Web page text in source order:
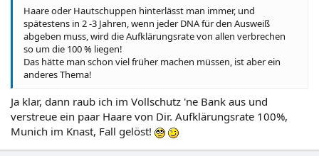
Haare oder Hautschuppen hinterlässt man immer, und
spätestens in 2 -3 Jahren, wenn jeder DNA für den Ausweiß
abgeben muss, wird die Aufklärungsrate von allen verbrechen
so um die 100 % liegen!
Das hätte man schon viel früher machen müssen, ist aber ein
anderes Thema!
Ja klar, dann raub ich im Vollschutz 'ne Bank aus und
verstreue ein paar Haare von Dir. Aufklärungsrate 100%,
Munich im Knast, Fall gelöst!